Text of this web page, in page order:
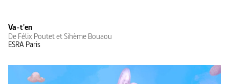
Va-t'en
De Félix Poutet et Sihème Bouaou
ESRA Paris